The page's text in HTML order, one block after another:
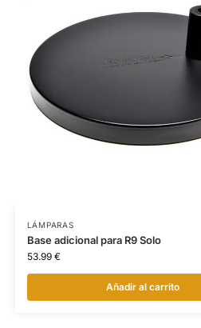
LÁMPARAS
Base adicional para R9 Solo
53.99 €
Añadir al carrito